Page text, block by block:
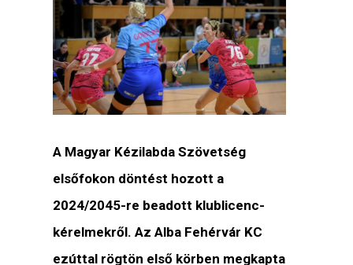
A Magyar Kézilabda Szövetség
elsőfokon döntést hozott a
2024/2045-re beadott klublicenc-
kérelmekről. Az Alba Fehérvár KC
ezúttal rögtön első körben megkapta